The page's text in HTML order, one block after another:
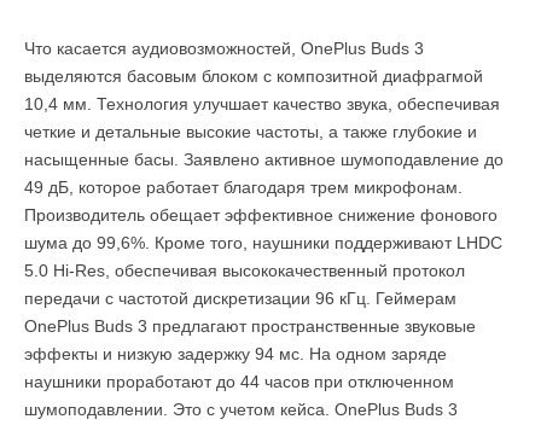
Что касается аудиовозможностей, OnePlus Buds 3
выделяются басовым блоком с композитной диафрагмой
10,4 мм. Технология улучшает качество звука, обеспечивая
четкие и детальные высокие частоты, а также глубокие и
насыщенные басы. Заявлено активное шумоподавление до
49 дБ, которое работает благодаря трем микрофонам.
Производитель обещает эффективное снижение фонового
шума до 99,6%. Кроме того, наушники поддерживают LHDC
5.0 Hi-Res, обеспечивая высококачественный протокол
передачи с частотой дискретизации 96 кГц. Геймерам
OnePlus Buds 3 предлагают пространственные звуковые
эффекты и низкую задержку 94 мс. На одном заряде
наушники проработают до 44 часов при отключенном
шумоподавлении. Это с учетом кейса. OnePlus Buds 3